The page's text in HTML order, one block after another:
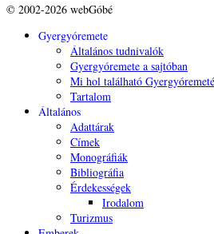
© 2002-2026 webGóbé
Gyergyóremete
Általános tudnivalók
Gyergyóremete a sajtóban
Mi hol található
Tartalom
Általános
Adattárak
Címek
Monográfiák
Bibliográfia
Érdekességek
Irodalom
Turizmus